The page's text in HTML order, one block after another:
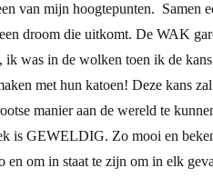
Tjee, om deze kans te krijgen
ik de afgelopen jaren het
van mijn hoogtepunten. Samen
droom die uitkomt. De WAK
was in de wolken toen ik de
met hun katoen! Deze kans
manier aan de wereld te